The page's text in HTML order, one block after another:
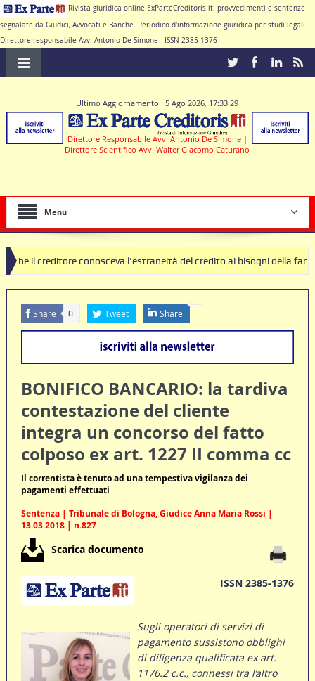
Rivista giuridica online ExParteCreditoris.it: provvedimenti e sentenze
segnalate da Giudici, Avvocati e Banche. Periodico d'informazione giuridica per studi legali
Direttore responsabile Avv. Antonio De Simone - ISSN 2385-1376
Ultimo Aggiornamento : 5 Ago 2026, 17:33:29
Direttore Responsabile Avv. Antonio De Simone |
Direttore Scientifico Avv. Walter Giacomo Caturano
Menu
conosceva l’estraneità del credito ai bisogni della famiglia
nulle deve produrre il contratto di conto corrente
Share 0 Tweet Share
BONIFICO BANCARIO: la tardiva
contestazione del cliente
integra un concorso del fatto
colposo ex art. 1227 II comma cc
Il correntista è tenuto ad una tempestiva vigilanza dei
pagamenti effettuati
Sentenza | Tribunale di Bologna, Giudice Anna Maria Rossi |
13.03.2018 | n.827
Scarica documento
ISSN 2385-1376
Sugli operatori di servizi di
pagamento sussistono obblighi
di diligenza qualificata ex art.
1176.2 c.c., connessi tra l’altro